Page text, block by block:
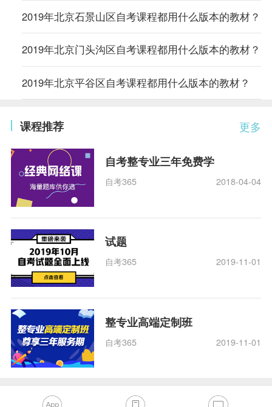
2019年北京石景山区自考课程都用什么版本的教材？
2019年北京门头沟区自考课程都用什么版本的教材？
2019年北京平谷区自考课程都用什么版本的教材？
更多
课程推荐
自考整专业三年免费学
自考365 2018-04-04
试题
自考365 2019-11-01
整专业高端定制班
自考365 2019-11-01